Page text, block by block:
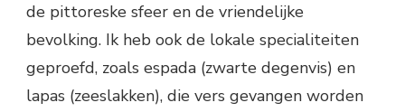
de pittoreske sfeer en de vriendelijke
bevolking. Ik heb ook de lokale specialiteiten
geproefd, zoals espada (zwarte degenvis) en
lapas (zeeslakken), die vers gevangen worden